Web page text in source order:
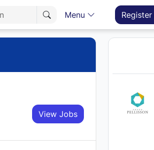
Menu Register
View Jobs